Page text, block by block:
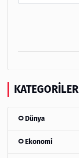
KATEGORILER
Dünya
Ekonomi